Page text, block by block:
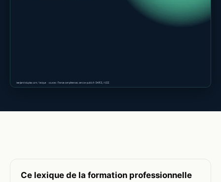
Ce lexique de la formation professionnelle